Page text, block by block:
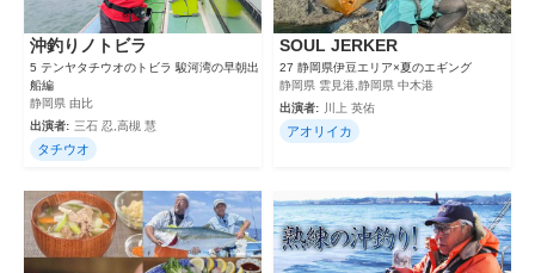
沖釣りノトビラ
5 テンヤタチウオのトビラ 駿河湾の早朝出
船編
静岡県 由比
出演者: 三石 忍,高槻 慧
タチウオ
SOUL JERKER
27 静岡県伊豆エリア×夏のエギング
静岡県 雲見港,静岡県 中木港
出演者:
川上 英佑
アオリイカ